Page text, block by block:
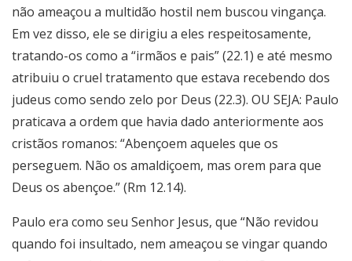
não ameaçou a multidão hostil nem buscou vingança.
Em vez disso, ele se dirigiu a eles respeitosamente,
tratando-os como a “irmãos e pais” (22.1) e até mesmo
atribuiu o cruel tratamento que estava recebendo dos
judeus como sendo zelo por Deus (22.3). OU SEJA: Paulo
praticava a ordem que havia dado anteriormente aos
cristãos romanos: “Abençoem aqueles que os
perseguem. Não os amaldiçoem, mas orem para que
Deus os abençoe.” (Rm 12.14).
Paulo era como seu Senhor Jesus, que “Não revidou
quando foi insultado, nem ameaçou se vingar quando